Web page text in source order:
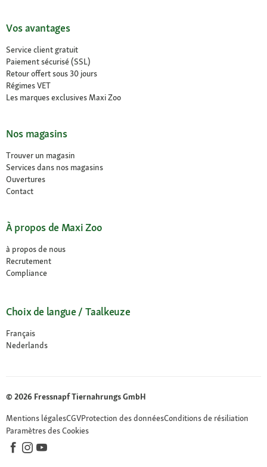
Vos avantages
Service client gratuit
Paiement sécurisé (SSL)
Retour offert sous 30 jours
Régimes VET
Les marques exclusives Maxi Zoo
Nos magasins
Trouver un magasin
Services dans nos magasins
Ouvertures
Contact
À propos de Maxi Zoo
à propos de nous
Recrutement
Compliance
Choix de langue / Taalkeuze
Français
Nederlands
© 2026 Fressnapf Tiernahrungs GmbH
Mentions légalesCGVProtection des donnéesConditions de résiliation
Paramètres des Cookies